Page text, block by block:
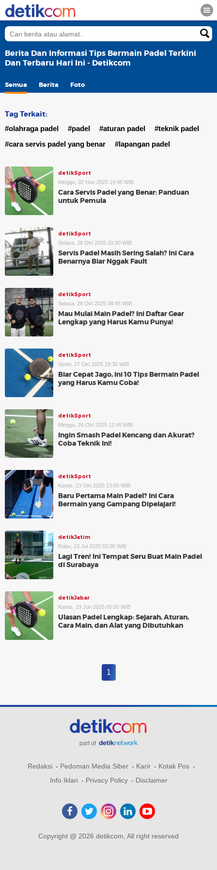
Berita Dan Informasi Tips Bermain Padel Terkini
Dan Terbaru Hari Ini - Detikcom
Semua Berita Foto
Tag Terkait:
#olahraga padel #padel #aturan padel
#teknik padel
#cara servis padel yang benar
#lapangan padel
detikSport
Minggu, 02 Nov 2025 19:45 WIB
Cara Servis Padel yang Benar: Panduan
untuk Pemula
detikSport
Selasa, 28 Okt 2025 20:30 WIB
Servis Padel Masih Sering Salah? Ini Cara
Benarnya Biar Nggak Fault
detikSport
Selasa, 28 Okt 2025 08:45 WIB
Mau Mulai Main Padel? Ini Daftar Gear
Lengkap yang Harus Kamu Punya!
detikSport
Senin, 27 Okt 2025 19:30 WIB
Biar Cepat Jago, Ini 10 Tips Bermain Padel
yang Harus Kamu Coba!
detikSport
Minggu, 26 Okt 2025 12:45 WIB
Ingin Smash Padel Kencang dan Akurat?
Coba Teknik Ini!
detikSport
Kamis, 23 Okt 2025 13:50 WIB
Baru Pertama Main Padel? Ini Cara
Bermain yang Gampang Dipelajari!
detikJatim
Rabu, 23 Jul 2025 02:00 WIB
Lagi Tren! Ini Tempat Seru Buat Main Padel
di Surabaya
detikJabar
Kamis, 19 Jun 2025 05:00 WIB
Ulasan Padel Lengkap: Sejarah, Aturan,
Cara Main, dan Alat yang Dibutuhkan
1
part of
Redaksi Pedoman Media Siber Karir
Kotak Pos
Info Iklan
Privacy Policy Disclaimer
Copyright @ 2026 detikcom, All right reserved